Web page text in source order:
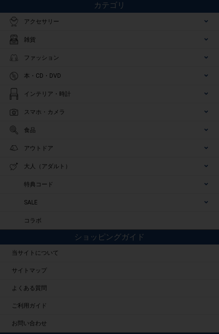
カテゴリ
アクセサリー
雑貨
ファッション
本・CD・DVD
インテリア・時計
スマホ・カメラ
食品
アウトドア
大人（アダルト）
特典コード
SALE
コラボ
ショッピングガイド
当サイトについて
サイトマップ
よくある質問
ご利用ガイド
お問い合わせ